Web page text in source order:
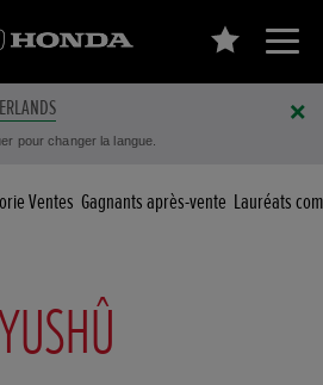
pour changer la langue.
Ventes Gagnants après-vente Lauréats